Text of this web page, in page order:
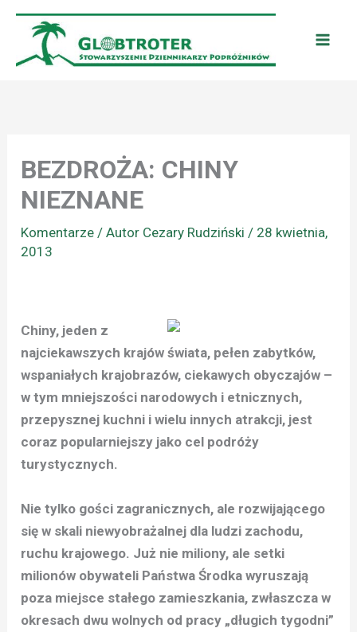
Przejdź
treści
BEZDROŻA: CHINY
NIEZNANE
Komentarze / Autor Cezary Rudziński/ 28 kwietnia,
2013
Chiny, jeden z
najciekawszych krajów świata, pełen zabytków,
wspaniałych krajobrazów, ciekawych obyczajów –
w tym mniejszości narodowych i etnicznych,
przepysznej kuchni i wielu innych atrakcji, jest
coraz popularniejszy jako cel podróży
turystycznych.
Nie tylko gości zagranicznych, ale rozwijającego
się w skali niewyobrażalnej dla ludzi zachodu,
ruchu krajowego. Już nie miliony, ale setki
milionów obywateli Państwa Środka wyruszają
poza miejsce stałego zamieszkania, zwłaszcza w
okresach dwu wolnych od pracy „długich tygodni”